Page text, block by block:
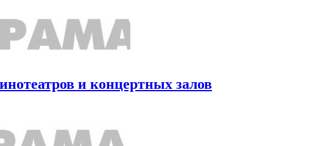
и концертных залов